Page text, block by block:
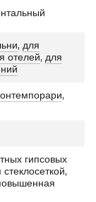
, для
отелей, для
,
гипсовых